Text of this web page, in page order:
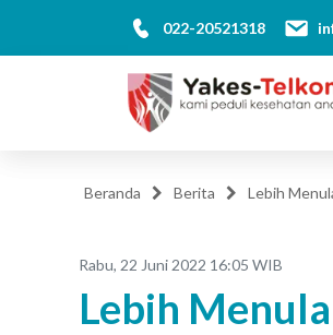
022-20521318
Beranda Berita Lebih
Rabu, 22 Juni 2022 16:05 WIB
Lebih